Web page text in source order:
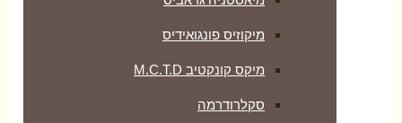
מיקוזיס פונגואידיס
מיקס קונקטיב M.C.T.D
סקלרודרמה